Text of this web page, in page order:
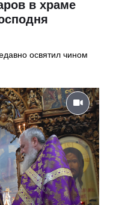
в храме
освятил чином